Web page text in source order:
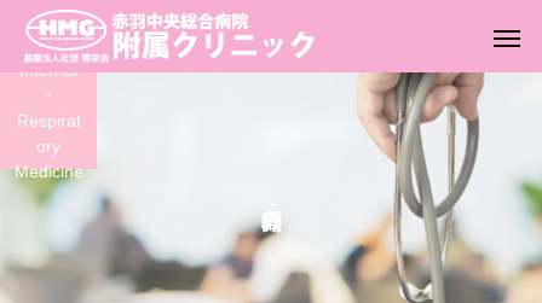
Internal
・
Respirat
ory
Medicine